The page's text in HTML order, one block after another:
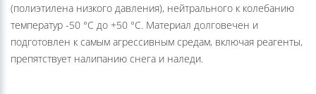
(полиэтилена низкого давления), нейтрального к колебанию
температур -50 °С до +50 °С. Материал долговечен и
подготовлен к самым агрессивным средам, включая реагенты,
препятствует налипанию снега и наледи.